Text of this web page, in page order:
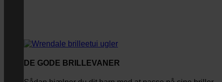
DE GODE BRILLEVANER